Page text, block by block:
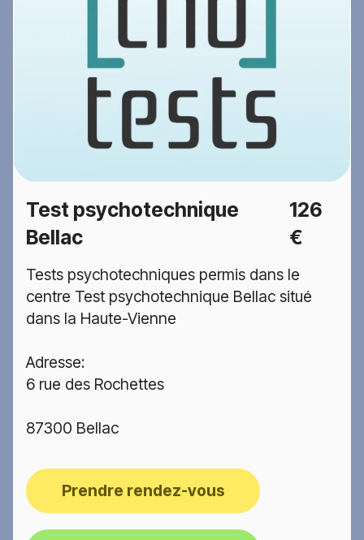
Test psychotechnique
Bellac
126
€
Tests psychotechniques permis dans le
centre Test psychotechnique Bellac situé
dans la Haute-Vienne
Adresse:
6 rue des Rochettes
87300 Bellac
Prendre rendez-vous